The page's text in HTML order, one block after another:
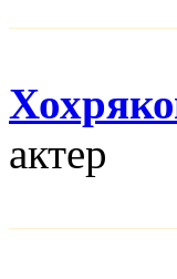
актер